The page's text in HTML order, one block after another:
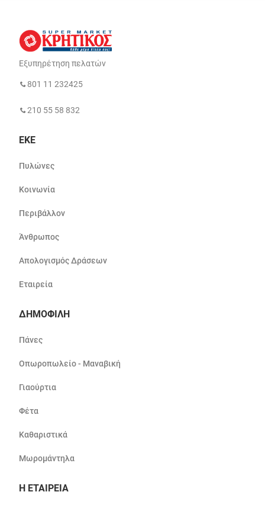
Εξυπηρέτηση πελατών
801 11 232425
210 55 58 832
ΕΚΕ
Πυλώνες
Κοινωνία
Περιβάλλον
Άνθρωπος
Απολογισμός Δράσεων
Εταιρεία
ΔΗΜΟΦΙΛΗ
Πάνες
Οπωροπωλείο - Μαναβική
Γιαούρτια
Φέτα
Καθαριστικά
Μωρομάντηλα
Η ΕΤΑΙΡΕΙΑ